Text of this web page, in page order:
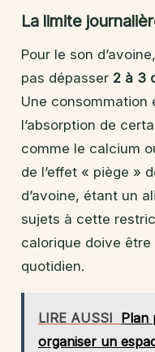
La limite
Pour le son
pas dépasser 2 à 3
Une consommation
l’absorption de
comme le calcium
de l’effet « piège »
d’avoine, étant un
sujets à cette
calorique doive
quotidien.
LIRE AUSSI Plan
organiser un